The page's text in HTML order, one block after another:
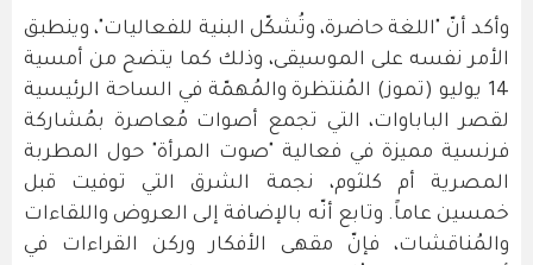
وأكد أنّ "اللغة حاضرة، وتُشكّل البنية للفعاليات"، وينطبق
الأمر نفسه على الموسيقى، وذلك كما يتضح من أمسية
14 يوليو (تموز) المُنتظرة والمُهمّة في الساحة الرئيسية
لقصر الباباوات، التي تجمع أصوات مُعاصرة بمُشاركة
فرنسية مميزة في فعالية "صوت المرأة" حول المطربة
المصرية أم كلثوم، نجمة الشرق التي توفيت قبل
خمسين عاماً. وتابع أنّه بالإضافة إلى العروض واللقاءات
والمُناقشات، فإنّ مقهى الأفكار وركن القراءات في